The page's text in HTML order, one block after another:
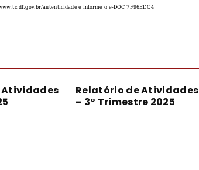
Atividades
Relatório de Atividades
– 3° Trimestre 2025